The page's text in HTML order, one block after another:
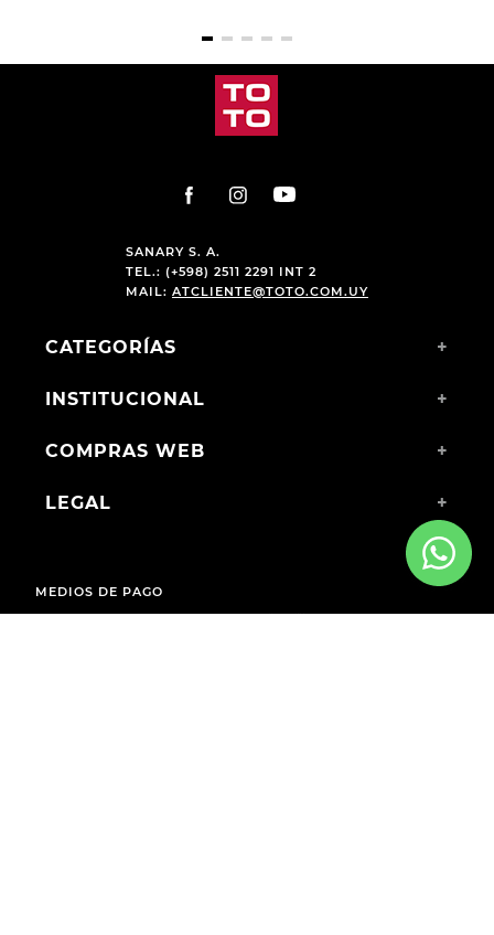
SANARY S. A.
TEL.: (+598) 2511 2291 INT 2
MAIL: ATCLIENTE@TOTO.COM.UY
CATEGORÍAS +
INSTITUCIONAL +
COMPRAS WEB +
LEGAL +
MEDIOS DE PAGO